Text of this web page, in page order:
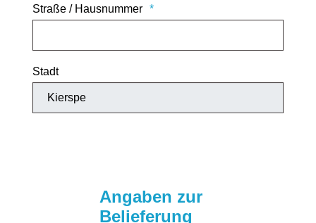
Straße / Hausnummer
Stadt
Angaben zur
Belieferung